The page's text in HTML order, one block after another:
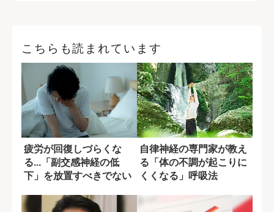
こちらも読まれています
疲労が回復しづらくな
る...「副交感神経の低
下」を放置すべきでない
自律神経の専門家が教え
る「体の不調が起こりに
くくなる」呼吸法